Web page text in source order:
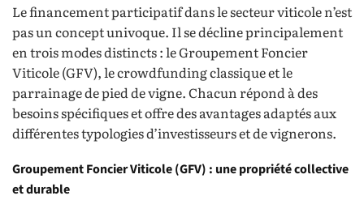
Le financement participatif dans le secteur viticole n’est
pas un concept univoque. Il se décline principalement
en trois modes distincts : le Groupement Foncier
Viticole (GFV), le crowdfunding classique et le
parrainage de pied de vigne. Chacun répond à des
besoins spécifiques et offre des avantages adaptés aux
différentes typologies d’investisseurs et de vignerons.
Groupement Foncier Viticole (GFV) : une propriété collective
et durable